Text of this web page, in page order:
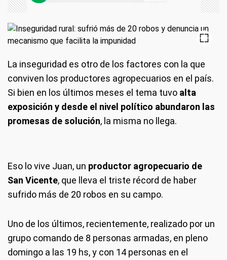
La inseguridad es otro de los factores con la que
conviven los productores agropecuarios en el país.
Si bien en los últimos meses el tema tuvo alta
exposición y desde el nivel político abundaron las
promesas de solución, la misma no llega.
Eso lo vive Juan, un productor agropecuario de
San Vicente, que lleva el triste récord de haber
sufrido más de 20 robos en su campo.
Uno de los últimos, recientemente, realizado por un
grupo comando de 8 personas armadas, en pleno
domingo a las 19 hs, y con 14 personas en el